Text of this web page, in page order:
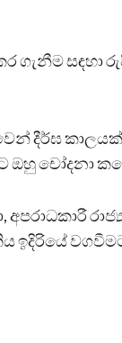
කර ගැනීම
දීර්ඝ කාලයක්
ඔහු චෝදනා
අපරාධකාරී
ඉදිරියේ